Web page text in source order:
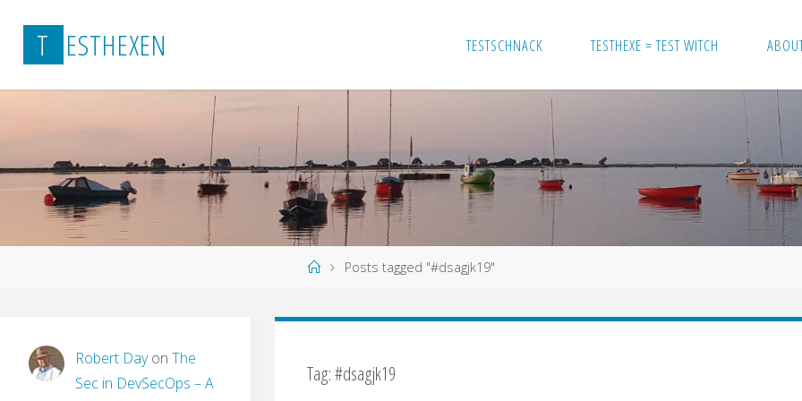
content
T ESTHEXEN TESTSCHNACK TESTHEXE = TEST WITCH
HomePosts tagged "#dsagjk19"
Tag:#dsagjk19
Robert Dayon The
Sec in DevSecOps – A